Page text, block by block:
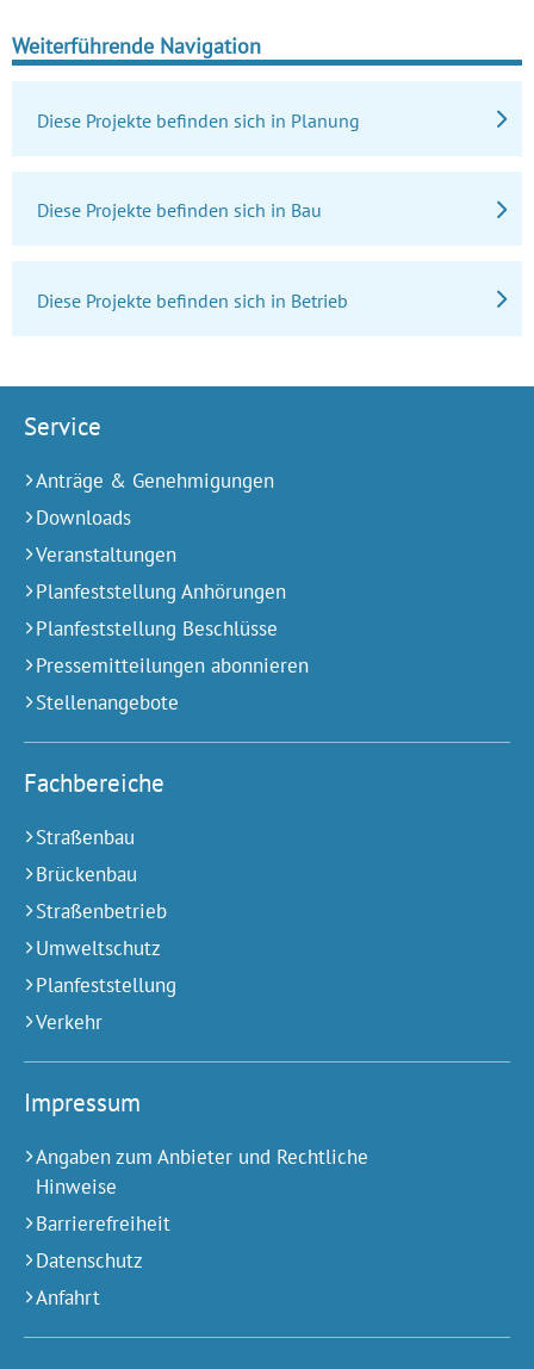
Weiterführende Navigation
Diese Projekte befinden sich in Planung
Diese Projekte befinden sich in Bau
Diese Projekte befinden sich in Betrieb
Service
Anträge & Genehmigungen
Downloads
Veranstaltungen
Planfeststellung Anhörungen
Planfeststellung Beschlüsse
Pressemitteilungen abonnieren
Stellenangebote
Fachbereiche
Straßenbau
Brückenbau
Straßenbetrieb
Umweltschutz
Planfeststellung
Verkehr
Impressum
Angaben zum Anbieter und Rechtliche
Hinweise
Barrierefreiheit
Datenschutz
Anfahrt